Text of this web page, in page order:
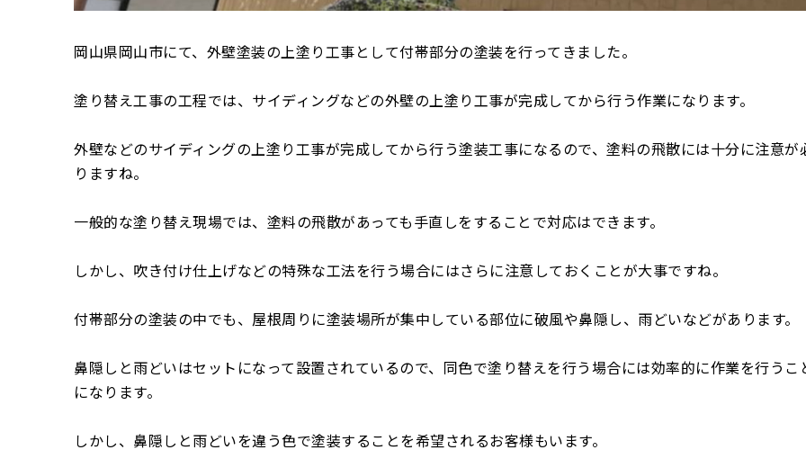
岡山県岡山市にて、外壁塗装の上塗り工事として付帯部分の塗装を行ってきました。
塗り替え工事の工程では、サイディングなどの外壁の上塗り工事が完成してから行う作業になります。
外壁などのサイディングの上塗り工事が完成してから行う塗装工事になるので、塗料の飛散には十分に注意が
りますね。
一般的な塗り替え現場では、塗料の飛散があっても手直しをすることで対応はできます。
しかし、吹き付け仕上げなどの特殊な工法を行う場合にはさらに注意しておくことが大事ですね。
付帯部分の塗装の中でも、屋根周りに塗装場所が集中している部位に破風や鼻隠し、雨どいなどがあります。
鼻隠しと雨どいはセットになって設置されているので、同色で塗り替えを行う場合には効率的に作業を行うこ
になります。
しかし、鼻隠しと雨どいを違う色で塗装することを希望されるお客様もいます。